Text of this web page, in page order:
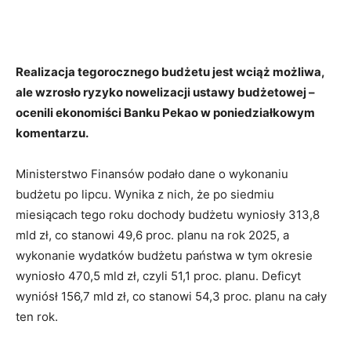
Realizacja tegorocznego budżetu jest wciąż możliwa,
ale wzrosło ryzyko nowelizacji ustawy budżetowej –
ocenili ekonomiści Banku Pekao w poniedziałkowym
komentarzu.
Ministerstwo Finansów podało dane o wykonaniu
budżetu po lipcu. Wynika z nich, że po siedmiu
miesiącach tego roku dochody budżetu wyniosły 313,8
mld zł, co stanowi 49,6 proc. planu na rok 2025, a
wykonanie wydatków budżetu państwa w tym okresie
wyniosło 470,5 mld zł, czyli 51,1 proc. planu. Deficyt
wyniósł 156,7 mld zł, co stanowi 54,3 proc. planu na cały
ten rok.